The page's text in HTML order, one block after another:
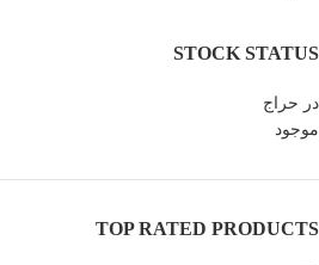
STOCK STATUS
در حراج
موجود
TOP RATED PRODUCTS